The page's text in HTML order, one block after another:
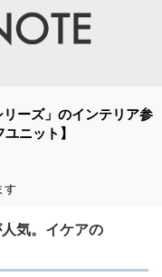
ーズ」のインテリア参
ニット】
す
気。イケアの